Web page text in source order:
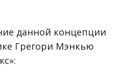
данной концепции
Грегори Мэнкью